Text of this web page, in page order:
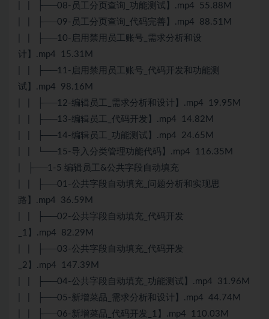
| | ├──08-员工分页查询_功能测试】.mp4 55.88M
| | ├──09-员工分页查询_代码完善】.mp4 88.51M
| | ├──10-启用禁用员工账号_需求分析和设
计】.mp4 15.31M
| | ├──11-启用禁用员工账号_代码开发和功能测
试】.mp4 98.16M
| | ├──12-编辑员工_需求分析和设计】.mp4 19.95M
| | ├──13-编辑员工_代码开发】.mp4 14.82M
| | ├──14-编辑员工_功能测试】.mp4 24.65M
| | └──15-导入分类管理功能代码】.mp4 116.35M
| ├──1-5 编辑员工&公共字段自动填充
| | ├──01-公共字段自动填充_问题分析和实现思
路】.mp4 36.59M
| | ├──02-公共字段自动填充_代码开发
_1】.mp4 82.29M
| | ├──03-公共字段自动填充_代码开发
_2】.mp4 147.39M
| | ├──04-公共字段自动填充_功能测试】.mp4 31.96M
| | ├──05-新增菜品_需求分析和设计】.mp4 44.74M
| | ├──06-新增菜品_代码开发_1】.mp4 110.03M